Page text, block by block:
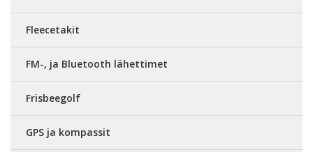
Fleecetakit
FM-, ja Bluetooth lähettimet
Frisbeegolf
GPS ja kompassit